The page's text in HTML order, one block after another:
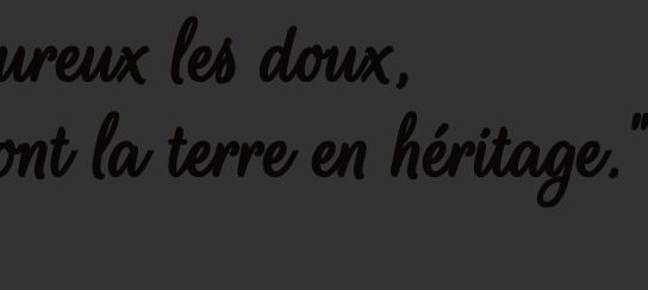
les doux,
la terre en héritage."